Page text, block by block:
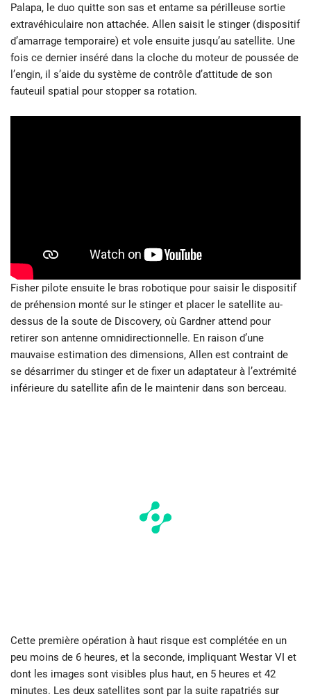
Palapa, le duo quitte son sas et entame sa périlleuse sortie
extravéhiculaire non attachée. Allen saisit le stinger (dispositif
d’amarrage temporaire) et vole ensuite jusqu’au satellite. Une
fois ce dernier inséré dans la cloche du moteur de poussée de
l’engin, il s’aide du système de contrôle d’attitude de son
fauteuil spatial pour stopper sa rotation.
Fisher pilote ensuite le bras robotique pour saisir le dispositif
de préhension monté sur le stinger et placer le satellite au-
dessus de la soute de Discovery, où Gardner attend pour
retirer son antenne omnidirectionnelle. En raison d’une
mauvaise estimation des dimensions, Allen est contraint de
se désarrimer du stinger et de fixer un adaptateur à l’extrémité
inférieure du satellite afin de le maintenir dans son berceau.
Cette première opération à haut risque est complétée en un
peu moins de 6 heures, et la seconde, impliquant Westar VI et
dont les images sont visibles plus haut, en 5 heures et 42
minutes. Les deux satellites sont par la suite rapatriés sur